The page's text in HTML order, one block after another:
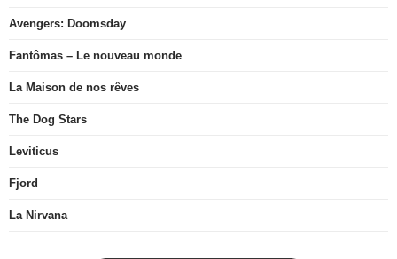
Avengers: Doomsday
Fantômas – Le nouveau monde
La Maison de nos rêves
The Dog Stars
Leviticus
Fjord
La Nirvana